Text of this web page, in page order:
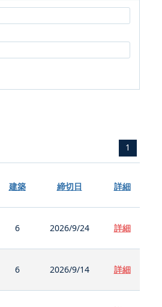
1
建築 締切日 詳細
6 2026/9/24 詳細
6 2026/9/14 詳細